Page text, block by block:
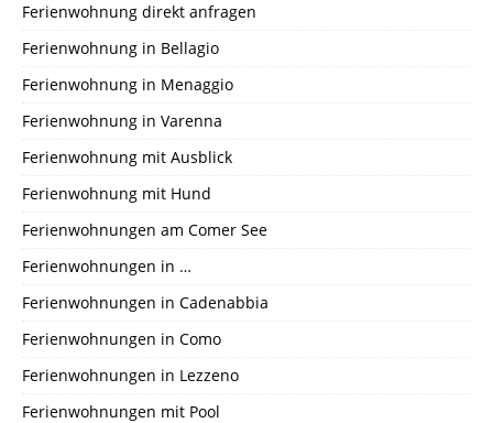
Ferienwohnung direkt anfragen
Ferienwohnung in Bellagio
Ferienwohnung in Menaggio
Ferienwohnung in Varenna
Ferienwohnung mit Ausblick
Ferienwohnung mit Hund
Ferienwohnungen am Comer See
Ferienwohnungen in …
Ferienwohnungen in Cadenabbia
Ferienwohnungen in Como
Ferienwohnungen in Lezzeno
Ferienwohnungen mit Pool